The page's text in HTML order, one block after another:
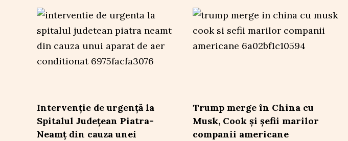
Intervenție de urgență la
Spitalul Județean Piatra-
Neamț din cauza unei
Trump merge în China cu
Musk, Cook și șefii marilor
companii americane